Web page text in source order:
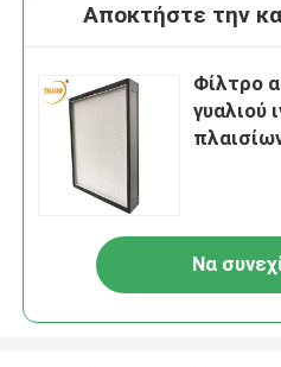
Αποκτήστε την
Φίλτρο
γυαλιού
Να